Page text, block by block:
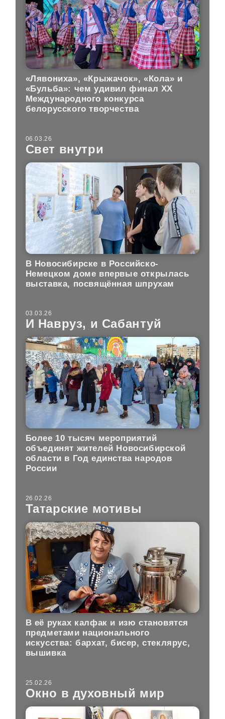
«Лявониха», «Крыжачок», «Кола» и
«Бульба»: чем удивил финал XX
Международного конкурса
белорусского творчества
06.03.26
Свет внутри
В Новосибирске в Российско-
Немецком доме впервые открылась
выставка, посвящённая шпрухам
03.03.26
И Навруз, и Сабантуй
Более 10 тысяч мероприятий
объединят жителей Новосибирской
области в Год единства народов
России
26.02.26
Татарские мотивы
В её руках калфак и изю становятся
предметами национального
искусства: бархат, бисер, стеклярус,
вышивка
25.02.26
Окно в духовный мир